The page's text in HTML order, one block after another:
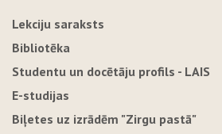
Lekciju saraksts
Bibliotēka
Studentu un docētāju profils - LAIS
E-studijas
Biļetes uz izrādēm "Zirgu pastā"